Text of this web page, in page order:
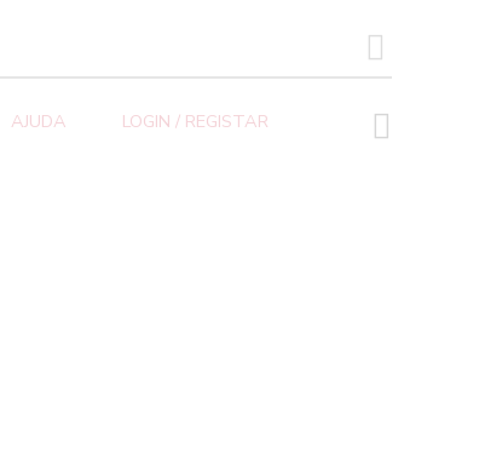
SEARCH BUTTON
AJUDA
LOGIN / REGISTAR